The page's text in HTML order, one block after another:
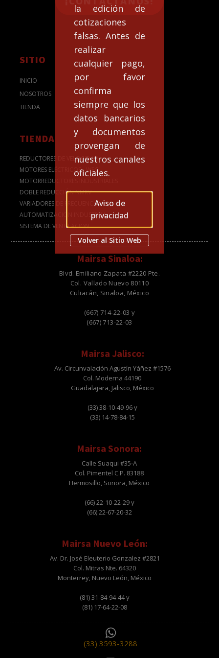
la edición de
cotizaciones
falsas. Antes de
realizar
cualquier pago,
por favor
confirma
siempre que los
datos bancarios
y documentos
provengan de
nuestros canales
oficiales.
Aviso de
privacidad
Volver al Sitio Web
SITIO
INICIO
NOSOTROS
TIENDA
TIENDA
REDUCTORES DE VELOCIDAD
MOTORES ELÉCTRICOS - WEG
MOTORREDUCTORES INDUSTRIALES
DOBLE REDUCCIÓN NMRV
VARIADORES DE FRECUENCIA
AUTOMATIZACION INDUSTRIAL
SISTEMA DE VENTILACION
Mairsa Sinaloa:
Blvd. Emiliano Zapata #2220 Pte.
Col. Vallado Nuevo 80110
Culiacán, Sinaloa, México
(667) 714-22-03 y
(667) 713-22-03
Mairsa Jalisco:
Av. Circunvalación Agustín Yáñez #1576
Col. Moderna 44190
Guadalajara, Jalisco, México
(33) 38-10-49-96 y
(33) 14-78-84-15
Mairsa Sonora:
Calle Suaqui #35-A
Col. Pimentel C.P. 83188
Hermosillo, Sonora, México
(66) 22-10-22-29 y
(66) 22-67-20-32
Mairsa Nuevo León:
Av. Dr. José Eleuterio Gonzalez #2821
Col. Mitras Nte. 64320
Monterrey, Nuevo León, México
(81) 31-84-94-44 y
(81) 17-64-22-08
(33) 3593-3288